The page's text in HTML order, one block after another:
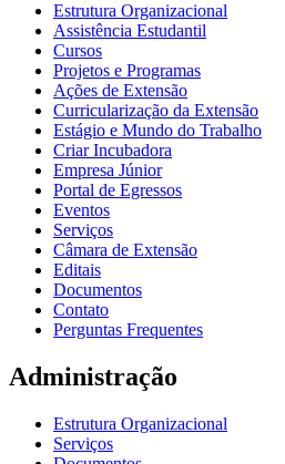
Estrutura Organizacional
Assistência Estudantil
Cursos
Projetos e Programas
Ações de Extensão
Curricularização da Extensão
Estágio e Mundo do Trabalho
Criar Incubadora
Empresa Júnior
Portal de Egressos
Eventos
Serviços
Câmara de Extensão
Editais
Documentos
Contato
Perguntas Frequentes
Administração
Estrutura Organizacional
Serviços